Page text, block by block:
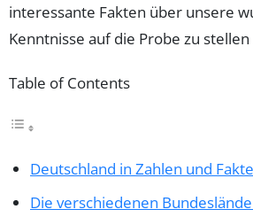
interessante Fakten über unsere
Kenntnisse auf die Probe zu
Table of Contents
Deutschland in Zahlen und
Die verschiedenen